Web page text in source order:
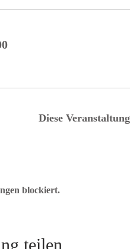
Diese
blockiert.
teilen